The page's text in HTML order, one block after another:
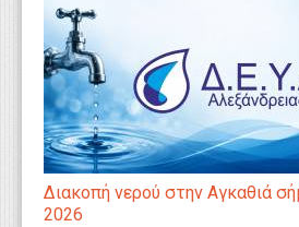
Διακοπή νερού στην Αγκαθιά
2026